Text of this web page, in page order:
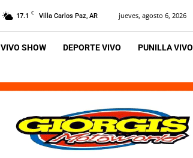
17.1 C Villa Carlos Paz, AR jueves, agosto 6, 2026
VIVO SHOW DEPORTE VIVO PUNILLA VIVO